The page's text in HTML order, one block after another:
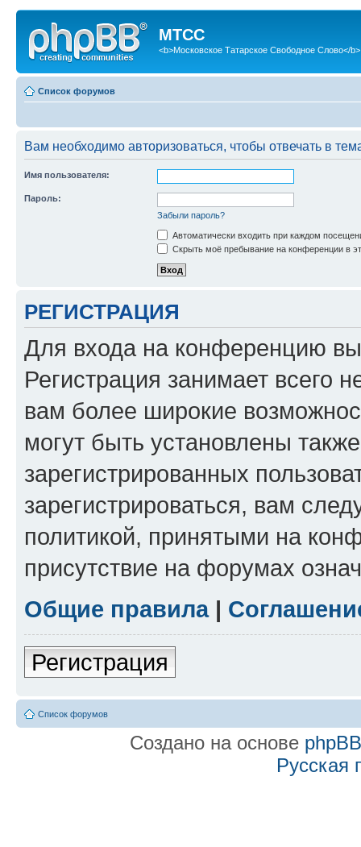
МТСС
<b>Московское Татарское Свободное Слово</b>
Список форумов
Вам необходимо авторизоваться, чтобы отвечать в
Имя пользователя:
Пароль:
Забыли пароль?
Автоматически входить при каждом
Скрыть моё пребывание на конференции в
РЕГИСТРАЦИЯ
Для входа на конференцию
Регистрация занимает всего
вам более широкие
могут быть установлены
зарегистрированных
зарегистрироваться, вам
политикой, принятыми на
присутствие на форумах
Общие правила|
Регистрация
Список форумов
Создано на основе phpBB
Русская